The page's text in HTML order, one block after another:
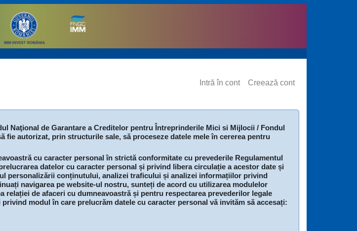
Intră în cont Creează cont
Naţional de Garantare a Creditelor pentru Întreprinderile Mici si Mijlocii / Fondul
fie autorizat, prin structurile sale, să proceseze datele mele în cererea pentru
cu caracter personal în strictă conformitate cu prevederile Regulamentul
datelor cu caracter personal și privind libera circulație a acestor date și
personalizării conținutului, analizei traficului și analizei informațiilor privind
navigarea pe website-ul nostru, sunteți de acord cu utilizarea modulelor
de afaceri cu dumneavoastră și pentru respectarea prevederilor legale
modul în care prelucrăm datele cu caracter personal vă invităm să accesați: